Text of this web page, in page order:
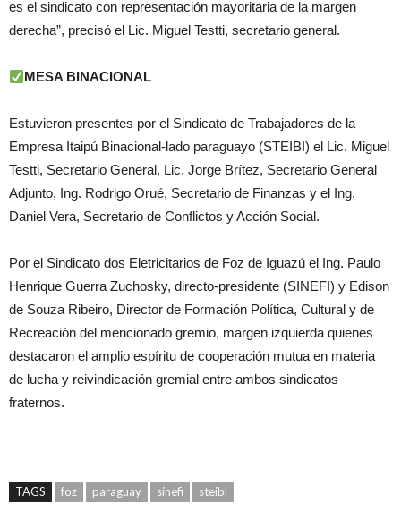
es el sindicato con representación mayoritaria de la margen
derecha”, precisó el Lic. Miguel Testti, secretario general.
MESA BINACIONAL
Estuvieron presentes por el Sindicato de Trabajadores de la
Empresa Itaipú Binacional-lado paraguayo (STEIBI) el Lic. Miguel
Testti, Secretario General, Lic. Jorge Brítez, Secretario General
Adjunto, Ing. Rodrigo Orué, Secretario de Finanzas y el Ing.
Daniel Vera, Secretario de Conflictos y Acción Social.
Por el Sindicato dos Eletricitarios de Foz de Iguazú el Ing. Paulo
Henrique Guerra Zuchosky, directo-presidente (SINEFI) y Edison
de Souza Ribeiro, Director de Formación Política, Cultural y de
Recreación del mencionado gremio, margen izquierda quienes
destacaron el amplio espíritu de cooperación mutua en materia
de lucha y reivindicación gremial entre ambos sindicatos
fraternos.
TAGS foz paraguay sinefi steibi